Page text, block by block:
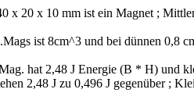
x 20 x 10 mm ist ein Magnet ;
ist 8cm^3 und bei dünnen 0,8
hat 2,48 J Energie (B * H) und
2,48 J zu 0,496 J gegenüber ;